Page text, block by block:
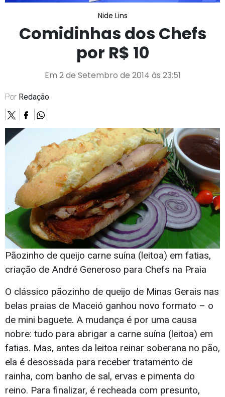
Nide Lins
Comidinhas dos Chefs
por R$ 10
Em 2 de Setembro de 2014 às 23:51
Por Redação
Pãozinho de queijo carne suína (leitoa) em fatias,
criação de André Generoso para Chefs na Praia
O clássico pãozinho de queijo de Minas Gerais nas
belas praias de Maceió ganhou novo formato – o
de mini baguete. A mudança é por uma causa
nobre: tudo para abrigar a carne suína (leitoa) em
fatias. Mas, antes da leitoa reinar soberana no pão,
ela é desossada para receber tratamento de
rainha, com banho de sal, ervas e pimenta do
reino. Para finalizar, é recheada com presunto,